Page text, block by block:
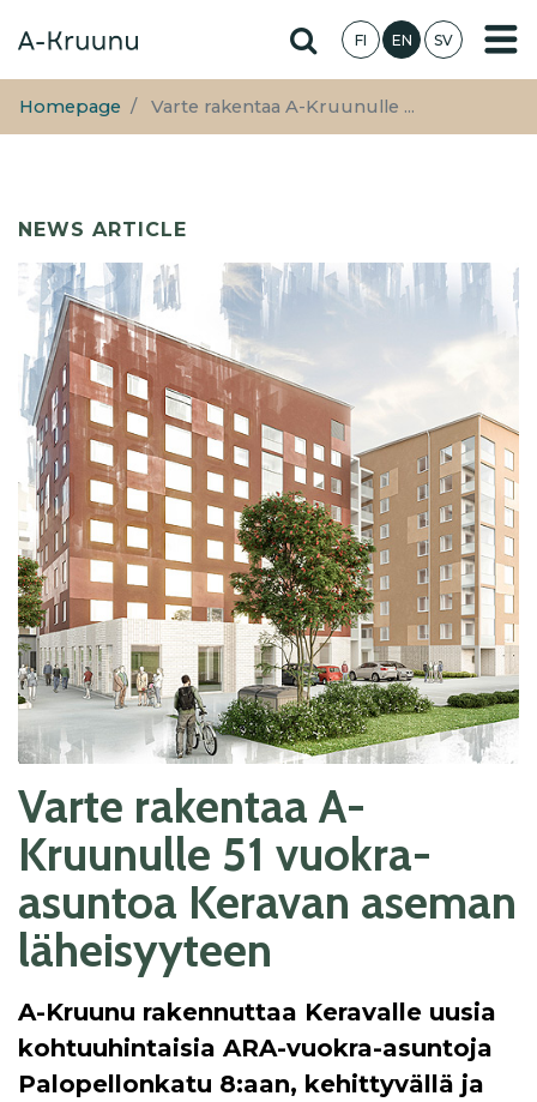
main
content
Hae sivustolta
FI EN SV
Homepage Varte rakentaa A-Kruunulle ...
NEWS ARTICLE
Varte rakentaa A-
Kruunulle 51 vuokra-
asuntoa Keravan aseman
läheisyyteen
A-Kruunu rakennuttaa Keravalle uusia
kohtuuhintaisia ARA-vuokra-asuntoja
Palopellonkatu 8:aan, kehittyvällä ja